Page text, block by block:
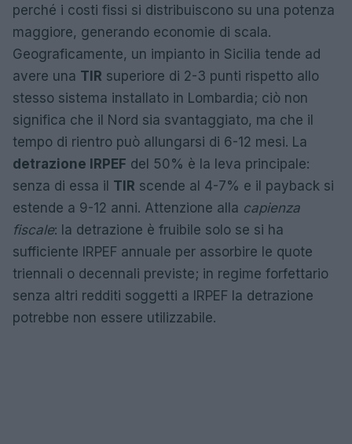
perché i costi fissi si distribuiscono su una potenza
maggiore, generando economie di scala.
Geograficamente, un impianto in Sicilia tende ad
avere una TIR superiore di 2-3 punti rispetto allo
stesso sistema installato in Lombardia; ciò non
significa che il Nord sia svantaggiato, ma che il
tempo di rientro può allungarsi di 6-12 mesi. La
detrazione IRPEF del 50% è la leva principale:
senza di essa il TIR scende al 4-7% e il payback si
estende a 9-12 anni. Attenzione alla capienza
fiscale: la detrazione è fruibile solo se si ha
sufficiente IRPEF annuale per assorbire le quote
triennali o decennali previste; in regime forfettario
senza altri redditi soggetti a IRPEF la detrazione
potrebbe non essere utilizzabile.